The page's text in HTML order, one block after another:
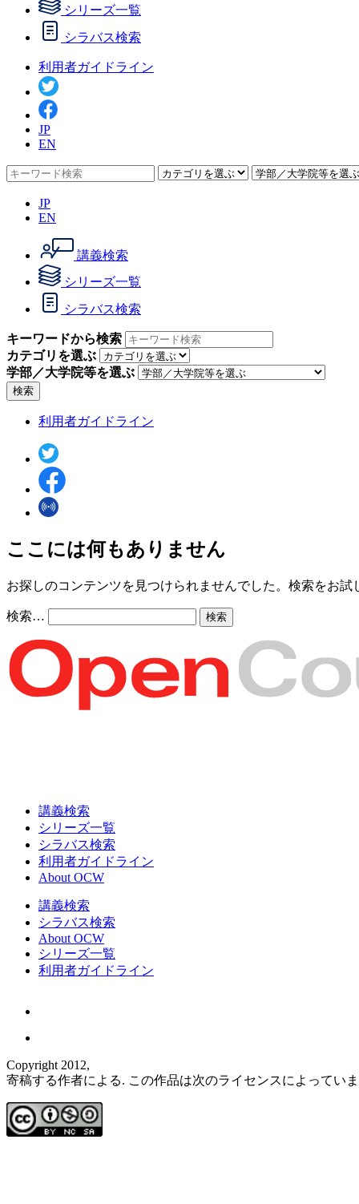
シリーズ一覧
シラバス検索
利用者ガイドライン
JP
EN
JP
EN
講義検索
シリーズ一覧
シラバス検索
キーワードから検索
カテゴリを選ぶ
学部／大学院等を選ぶ
検索
利用者ガイドライン
ここには何もありません
お探しのコンテンツを見つけられませんでした。検索をお試
検索…
講義検索
シリーズ一覧
シラバス検索
利用者ガイドライン
About OCW
講義検索
シラバス検索
About OCW
シリーズ一覧
利用者ガイドライン
Copyright 2012,
寄稿する作者による. この作品は次のライセンスによってい